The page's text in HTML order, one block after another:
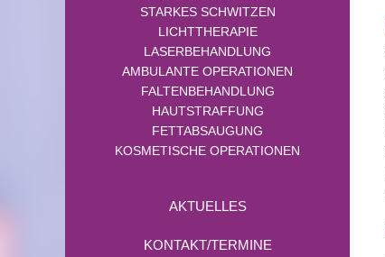
STARKES SCHWITZEN
LICHTTHERAPIE
LASERBEHANDLUNG
AMBULANTE OPERATIONEN
FALTENBEHANDLUNG
HAUTSTRAFFUNG
FETTABSAUGUNG
KOSMETISCHE OPERATIONEN
AKTUELLES
KONTAKT/TERMINE